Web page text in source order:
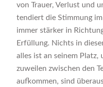
von Trauer, Verlust und
tendiert die Stimmung
immer stärker in
Erfüllung. Nichts in
alles ist an seinem Platz,
zuweilen zwischen den
aufkommen, sind